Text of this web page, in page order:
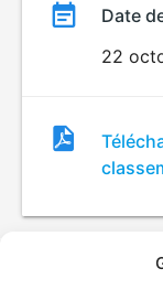
Date
22
Fichier
de